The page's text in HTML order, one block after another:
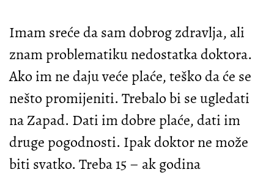
Imam sreće da sam dobrog zdravlja, ali
znam problematiku nedostatka doktora.
Ako im ne daju veće plaće, teško da će se
nešto promijeniti. Trebalo bi se ugledati
na Zapad. Dati im dobre plaće, dati im
druge pogodnosti. Ipak doktor ne može
biti svatko. Treba 15 – ak godina